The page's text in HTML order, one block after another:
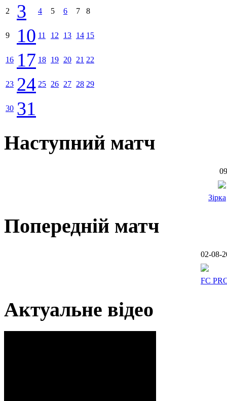
2 3 4 5 6 7 8
9 10 11 12 13 14 15
16 17 18 19 20 21 22
23 24 25 26 27 28 29
30 31
Наступний матч
Зірка
Попередній матч
02-08-
FC
Актуальне відео